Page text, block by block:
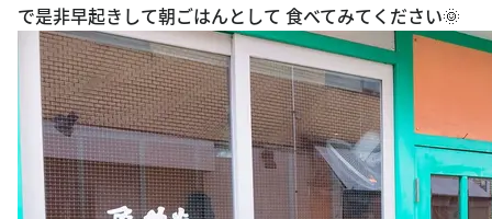
で是非早起きして朝ごはんとして 食べてみてください🌞